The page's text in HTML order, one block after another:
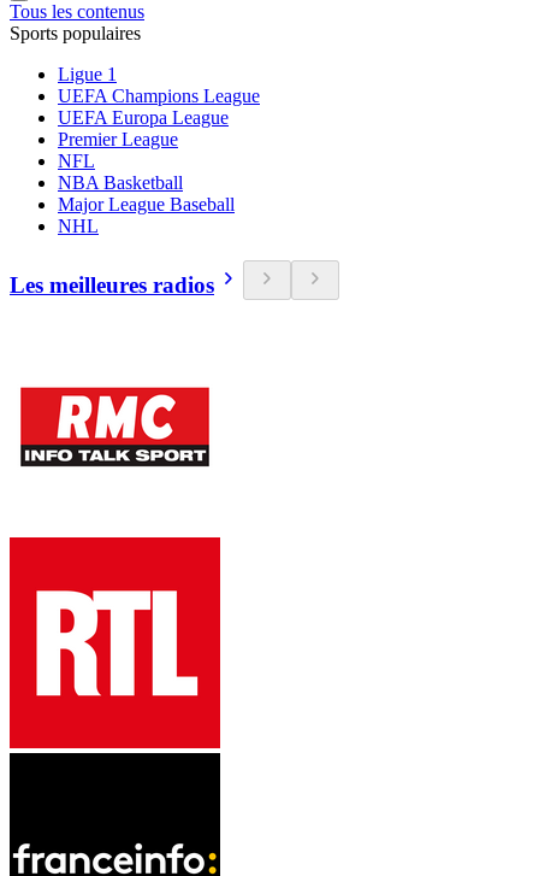
Tous les contenus
Sports populaires
Ligue 1
UEFA Champions League
UEFA Europa League
Premier League
NFL
NBA Basketball
Major League Baseball
NHL
Les meilleures radios